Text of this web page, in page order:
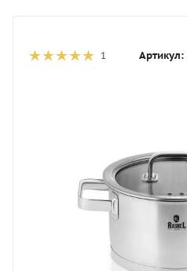
1 Артикул: